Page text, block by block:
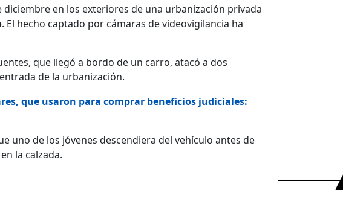
en los exteriores de una urbanización privada
. El hecho captado por cámaras de videovigilancia ha
que llegó a bordo de un carro, atacó a dos
de la urbanización.
que usaron para comprar beneficios judiciales:
uno de los jóvenes descendiera del vehículo antes de
la calzada.